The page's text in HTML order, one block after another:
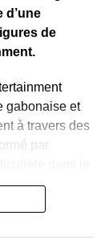
d’une
de
gabonaise et
à travers des
par
le label